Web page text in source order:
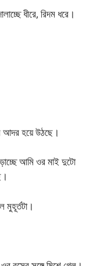
ধীরে, রিদম ধরে।
আদর হয়ে উঠছে।
আমি ওর মাই দুটো
মুহূর্তটা।